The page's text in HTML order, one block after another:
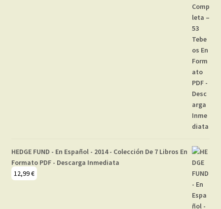
HEDGE FUND - En Español - 2014 - Colección De 7 Libros En
Formato PDF - Descarga Inmediata
12,99€